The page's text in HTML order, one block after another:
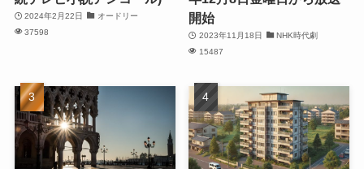
2024年2月22日
オードリー
37598
開始
2023年11月18日
NHK時代劇
15487